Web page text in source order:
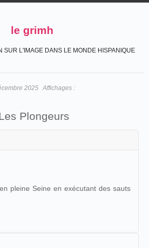
le grimh
SUR L'IMAGE DANS LE MONDE HISPANIQUE
2025 Affichages :
Plongeurs
pleine Seine en exécutant des sauts